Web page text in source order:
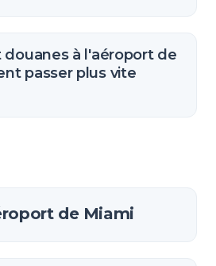
à l'aéroport de
passer plus vite
de Miami